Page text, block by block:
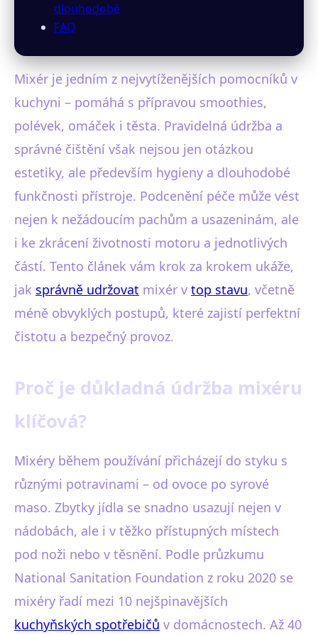
dlouhodobě
FAQ
Mixér je jedním z nejvytíženějších pomocníků v
kuchyni – pomáhá s přípravou smoothies,
polévek, omáček i těsta. Pravidelná údržba a
správné čištění však nejsou jen otázkou
estetiky, ale především hygieny a dlouhodobé
funkčnosti přístroje. Podcenění péče může vést
nejen k nežádoucím pachům a usazeninám, ale
i ke zkrácení životnosti motoru a jednotlivých
částí. Tento článek vám krok za krokem ukáže,
jak správně udržovat mixér v top stavu, včetně
méně obvyklých postupů, které zajistí perfektní
čistotu a bezpečný provoz.
Proč je důkladná údržba mixéru
klíčová?
Mixéry během používání přicházejí do styku s
různými potravinami – od ovoce po syrové
maso. Zbytky jídla se snadno usazují nejen v
nádobách, ale i v těžko přístupných místech
pod noži nebo v těsnění. Podle průzkumu
National Sanitation Foundation z roku 2020 se
mixéry řadí mezi 10 nejšpinavějších
kuchyňských spotřebičů v domácnostech. Až 40